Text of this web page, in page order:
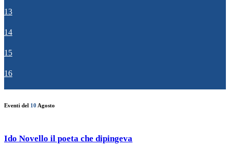
13
14
15
16
Eventi del 10 Agosto
Ido Novello il poeta che dipingeva